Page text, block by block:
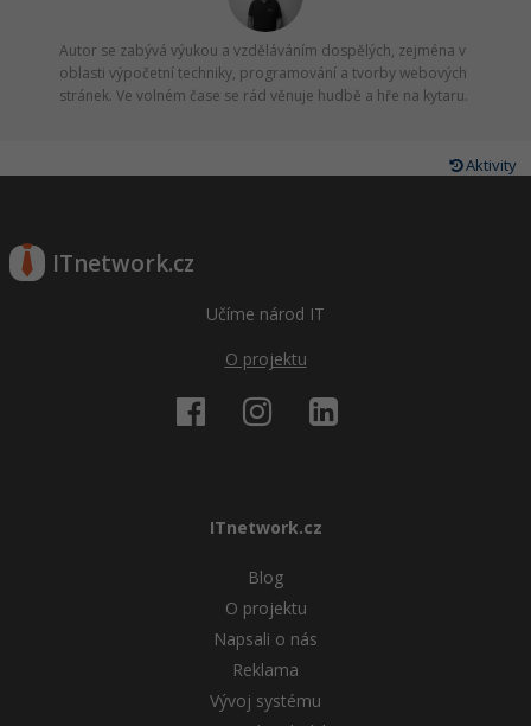
Autor se zabývá výukou a vzděláváním dospělých, zejména v
oblasti výpočetní techniky, programování a tvorby webových
stránek. Ve volném čase se rád věnuje hudbě a hře na kytaru.
Aktivity
ITnetwork.cz
Učíme národ IT
O projektu
ITnetwork.cz
Blog
O projektu
Napsali o nás
Reklama
Vývoj systému